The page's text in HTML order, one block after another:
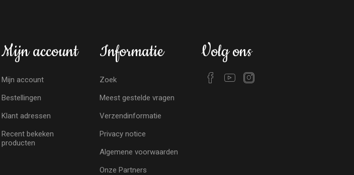
Mijn account
Mijn account
Bestellingen
Klant adressen
Recent bekeken
producten
Informatie
Zoek
Meest gestelde vragen
Verzendinformatie
Privacy notice
Algemene voorwaarden
Onze Partners
Volg ons